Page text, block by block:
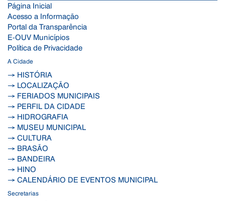
Página Inicial
Acesso a Informação
Portal da Transparência
E-OUV Municípios
Política de Privacidade
A Cidade
→ HISTÓRIA
→ LOCALIZAÇÃO
→ FERIADOS MUNICIPAIS
→ PERFIL DA CIDADE
→ HIDROGRAFIA
→ MUSEU MUNICIPAL
→ CULTURA
→ BRASÃO
→ BANDEIRA
→ HINO
→ CALENDÁRIO DE EVENTOS MUNICIPAL
Secretarias